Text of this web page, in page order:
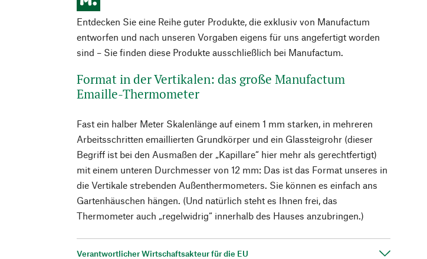
Entdecken Sie eine Reihe guter Produkte, die exklusiv von Manufactum
entworfen und nach unseren Vorgaben eigens für uns angefertigt worden
sind – Sie finden diese Produkte ausschließlich bei Manufactum.
Format in der Vertikalen: das große Manufactum
Emaille-Thermometer
Fast ein halber Meter Skalenlänge auf einem 1 mm starken, in mehreren
Arbeitsschritten emaillierten Grundkörper und ein Glassteigrohr (dieser
Begriff ist bei den Ausmaßen der „Kapillare“ hier mehr als gerechtfertigt)
mit einem unteren Durchmesser von 12 mm: Das ist das Format unseres in
die Vertikale strebenden Außenthermometers. Sie können es einfach ans
Gartenhäuschen hängen. (Und natürlich steht es Ihnen frei, das
Thermometer auch „regelwidrig“ innerhalb des Hauses anzubringen.)
Verantwortlicher Wirtschaftsakteur für die EU